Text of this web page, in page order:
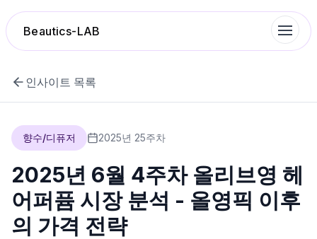
Beautics-LAB
랭킹
성분분석
나의 스킨케어
대화 이력
인사이트 목록
향수/디퓨저 2025년 25주차
2025년 6월 4주차 올리브영 헤
어퍼퓸 시장 분석 - 올영픽 이후
의 가격 전략